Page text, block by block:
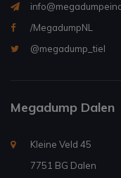
/MegadumpNL
@megadump_tiel
Megadump Dalen
Kleine Veld 45
7751 BG Dalen